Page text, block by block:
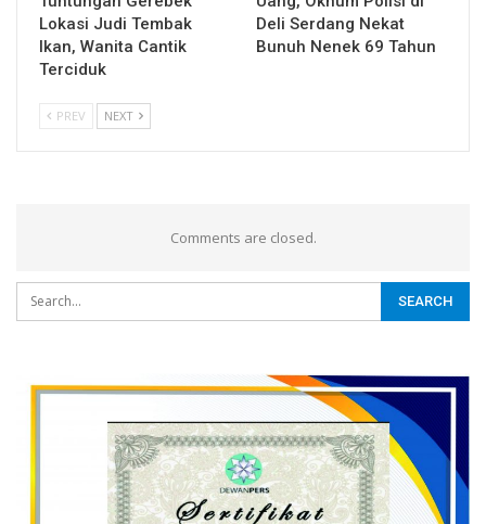
Lokasi Judi Tembak
Ikan, Wanita Cantik
Terciduk
Deli Serdang Nekat
Bunuh Nenek 69 Tahun
PREV NEXT
Comments are closed.